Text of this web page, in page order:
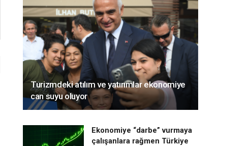
Turizmdeki atılım ve yatırımlar ekonomiye
can suyu oluyor
Ekonomiye “darbe” vurmaya
çalışanlara rağmen Türkiye